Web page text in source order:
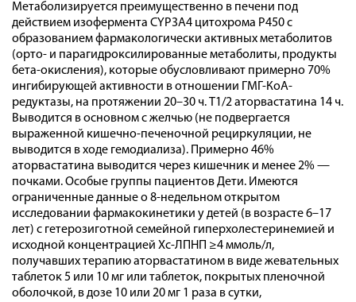
Метаболизируется преимущественно в печени под
действием изофермента CYP3А4 цитохрома Р450 с
образованием фармакологически активных метаболитов
(орто- и парагидроксилированные метаболиты, продукты
бета-окисления), которые обусловливают примерно 70%
ингибирующей активности в отношении ГМГ-КоА-
редуктазы, на протяжении 20–30 ч. T1/2 аторвастатина 14 ч.
Выводится в основном с желчью (не подвергается
выраженной кишечно-печеночной рециркуляции, не
выводится в ходе гемодиализа). Примерно 46%
аторвастатина выводится через кишечник и менее 2% —
почками. Особые группы пациентов Дети. Имеются
ограниченные данные о 8-недельном открытом
исследовании фармакокинетики у детей (в возрасте 6–17
лет) с гетерозиготной семейной гиперхолестеринемией и
исходной концентрацией Хс-ЛПНП ≥4 ммоль/л,
получавших терапию аторвастатином в виде жевательных
таблеток 5 или 10 мг или таблеток, покрытых пленочной
оболочкой, в дозе 10 или 20 мг 1 раза в сутки,